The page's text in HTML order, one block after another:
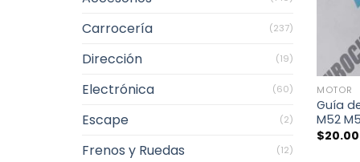
Carrocería (237)
Dirección (19)
Electrónica (60)
Escape (2)
Frenos y Ruedas (12)
+
MOTOR
Guía
M52
$